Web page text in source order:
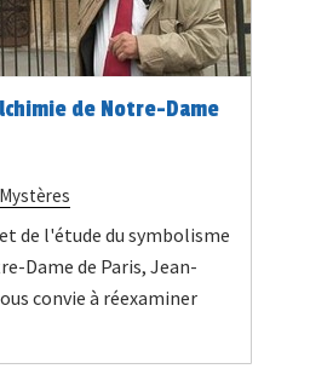
de Notre-Dame
de l'étude du symbolisme
Dame de Paris, Jean-
convie à réexaminer